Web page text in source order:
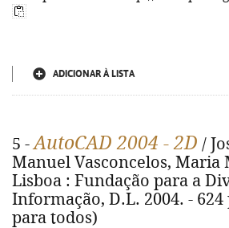
ADICIONAR À LISTA
5 -AutoCAD 2004 - 2D /
Manuel Vasconcelos, Maria
Lisboa : Fundação para a
Informação, D.L. 2004. -
para todos)